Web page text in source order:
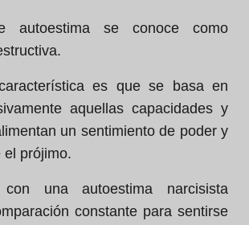
autoestima se conoce como
es que se basa en
aquellas capacidades y
un sentimiento de poder y
el prójimo.
una autoestima narcisista
constante para sentirse